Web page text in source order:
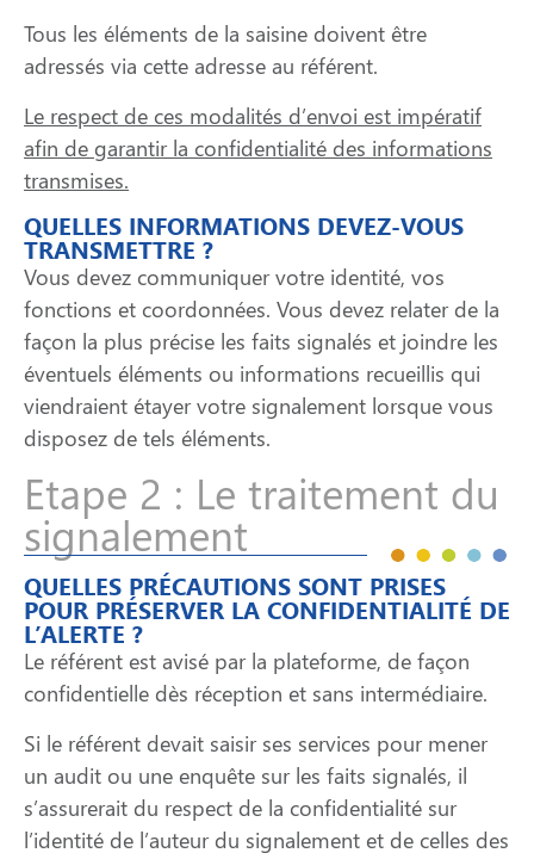
Tous les éléments de la saisine doivent être
adressés via cette adresse au référent.
Le respect de ces modalités d’envoi est impératif
afin de garantir la confidentialité des informations
transmises.
QUELLES INFORMATIONS DEVEZ-VOUS
TRANSMETTRE ?
Vous devez communiquer votre identité, vos
fonctions et coordonnées. Vous devez relater de la
façon la plus précise les faits signalés et joindre les
éventuels éléments ou informations recueillis qui
viendraient étayer votre signalement lorsque vous
disposez de tels éléments.
Etape 2 : Le traitement du
signalement
QUELLES PRÉCAUTIONS SONT PRISES
POUR PRÉSERVER LA CONFIDENTIALITÉ DE
L’ALERTE ?
Le référent est avisé par la plateforme, de façon
confidentielle dès réception et sans intermédiaire.
Si le référent devait saisir ses services pour mener
un audit ou une enquête sur les faits signalés, il
s’assurerait du respect de la confidentialité sur
l’identité de l’auteur du signalement et de celles des